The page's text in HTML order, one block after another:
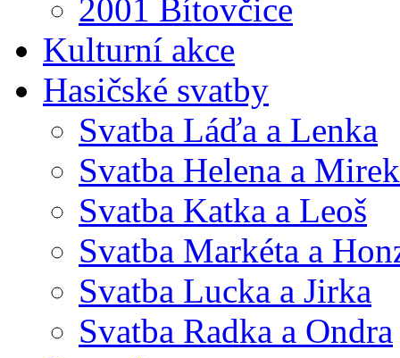
2001 Bítovčice
Kulturní akce
Hasičské svatby
Svatba Láďa a Lenka
Svatba Helena a Mirek
Svatba Katka a Leoš
Svatba Markéta a
Svatba Lucka a Jirka
Svatba Radka a Ondra